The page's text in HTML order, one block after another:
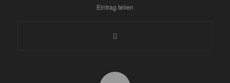
Eintrag teilen